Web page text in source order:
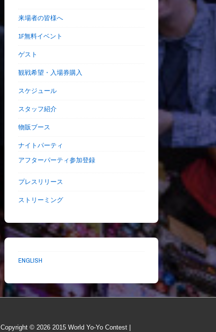
来場者の皆様へ
1F無料イベント
ゲスト
観戦希望・入場券購入
スケジュール
スタッフ紹介
物販ブース
ナイトパーティ
アフターパーティ参加登録
プレスリリース
ストリーミング
ENGLISH
Copyright © 2026 2015 World Yo-Yo Contest